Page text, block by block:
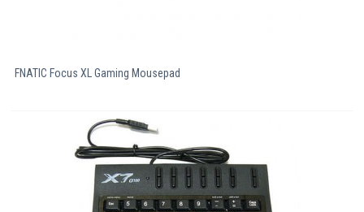
FNATIC Focus XL Gaming Mousepad